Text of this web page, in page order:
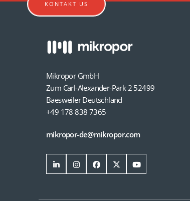
KONTAKT US
Mikropor GmbH
Zum Carl-Alexander-Park 2 52499
Baesweiler Deutschland
+49 178 838 7365
mikropor-de@mikropor.com